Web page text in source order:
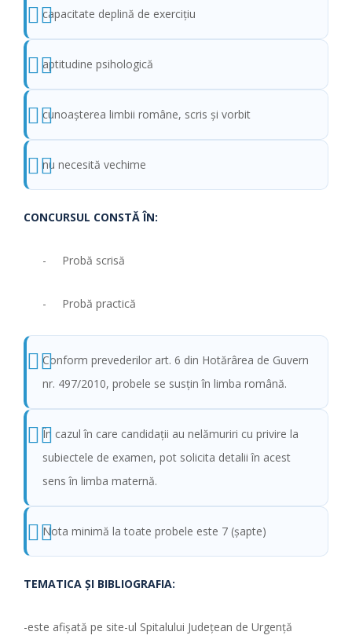
capacitate deplină de exercițiu
aptitudine psihologică
cunoaşterea limbii române, scris şi vorbit
nu necesită vechime
CONCURSUL CONSTĂ ÎN:
- Probă scrisă
- Probă practică
Conform prevederilor art. 6 din Hotărârea de Guvern
nr. 497/2010, probele se susţin în limba română.
În cazul în care candidaţii au nelămuriri cu privire la
subiectele de examen, pot solicita detalii în acest
sens în limba maternă.
Nota minimă la toate probele este 7 (şapte)
TEMATICA ŞI BIBLIOGRAFIA:
-este afişată pe site-ul Spitalului Judeţean de Urgenţă